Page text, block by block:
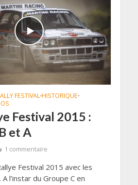
FESTIVAL•HISTORIQUE•
Festival 2015 :
et A
1 commentaire
Festival 2015 avec les
l’instar du Groupe C en